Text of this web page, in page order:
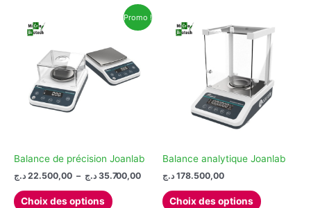
Promo !
Balance de précision Joanlab
22.500,00 د.ج – 35.700,00 د.ج
Plage
Choix des options
Balance analytique Joanlab
178.500,00 د.ج
Choix des options